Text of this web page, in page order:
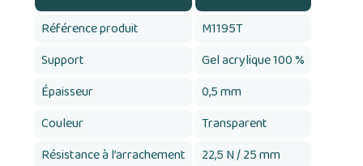
Référence produit
M1195T
Support
Gel acrylique 100 %
Épaisseur
0,5 mm
Couleur
Transparent
Résistance à l’arrachement
22,5 N / 25 mm